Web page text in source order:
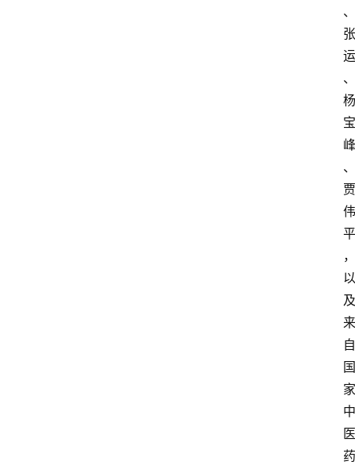
、
张
运
、
杨
宝
峰
、
贾
伟
平
，
以
及
来
自
国
家
中
医
药